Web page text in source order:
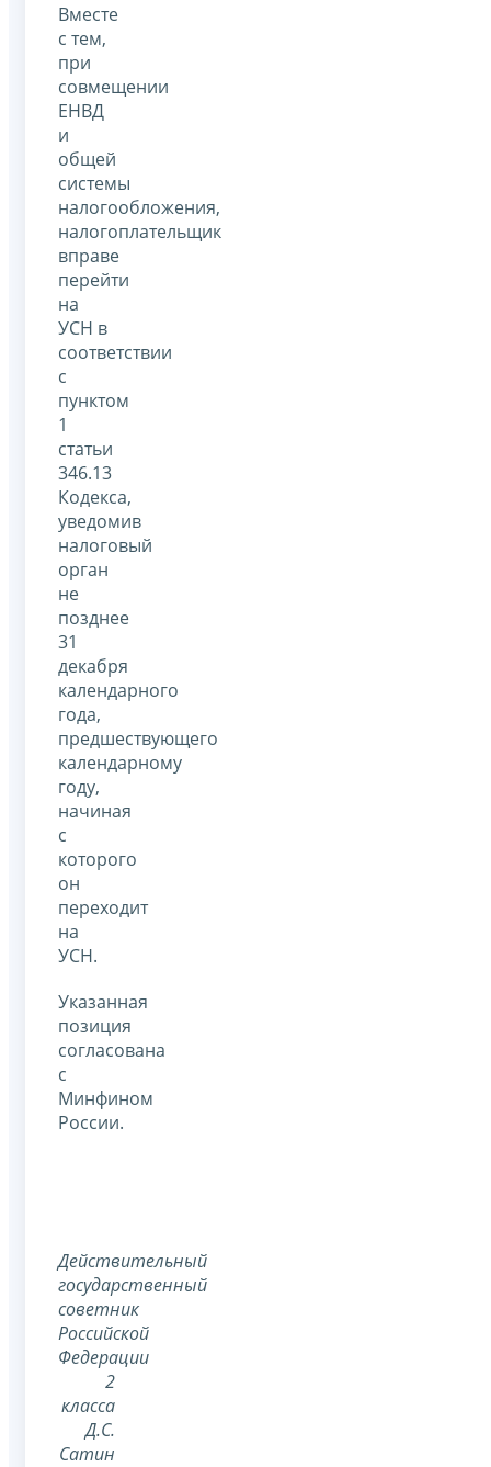
Вместе
с тем,
при
совмещении
ЕНВД
и
общей
системы
налогообложения,
налогоплательщик
вправе
перейти
на
УСН в
соответствии
с
пунктом
1
статьи
346.13
Кодекса,
уведомив
налоговый
орган
не
позднее
31
декабря
календарного
года,
предшествующего
календарному
году,
начиная
с
которого
он
переходит
на
УСН.
Указанная
позиция
согласована
с
Минфином
России.
Действительный
государственный
советник
Российской
Федерации
2
класса
Д.С.
Сатин